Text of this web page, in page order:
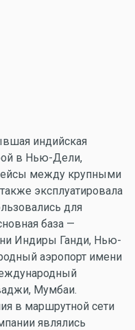
индийская
в Нью-Дели,
между крупными
эксплуатировала
для
база —
Индиры Ганди, Нью-
аэропорт имени
Мумбаи.
в маршрутной сети
являлись